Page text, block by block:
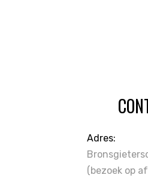
Adres:
(bezoek op